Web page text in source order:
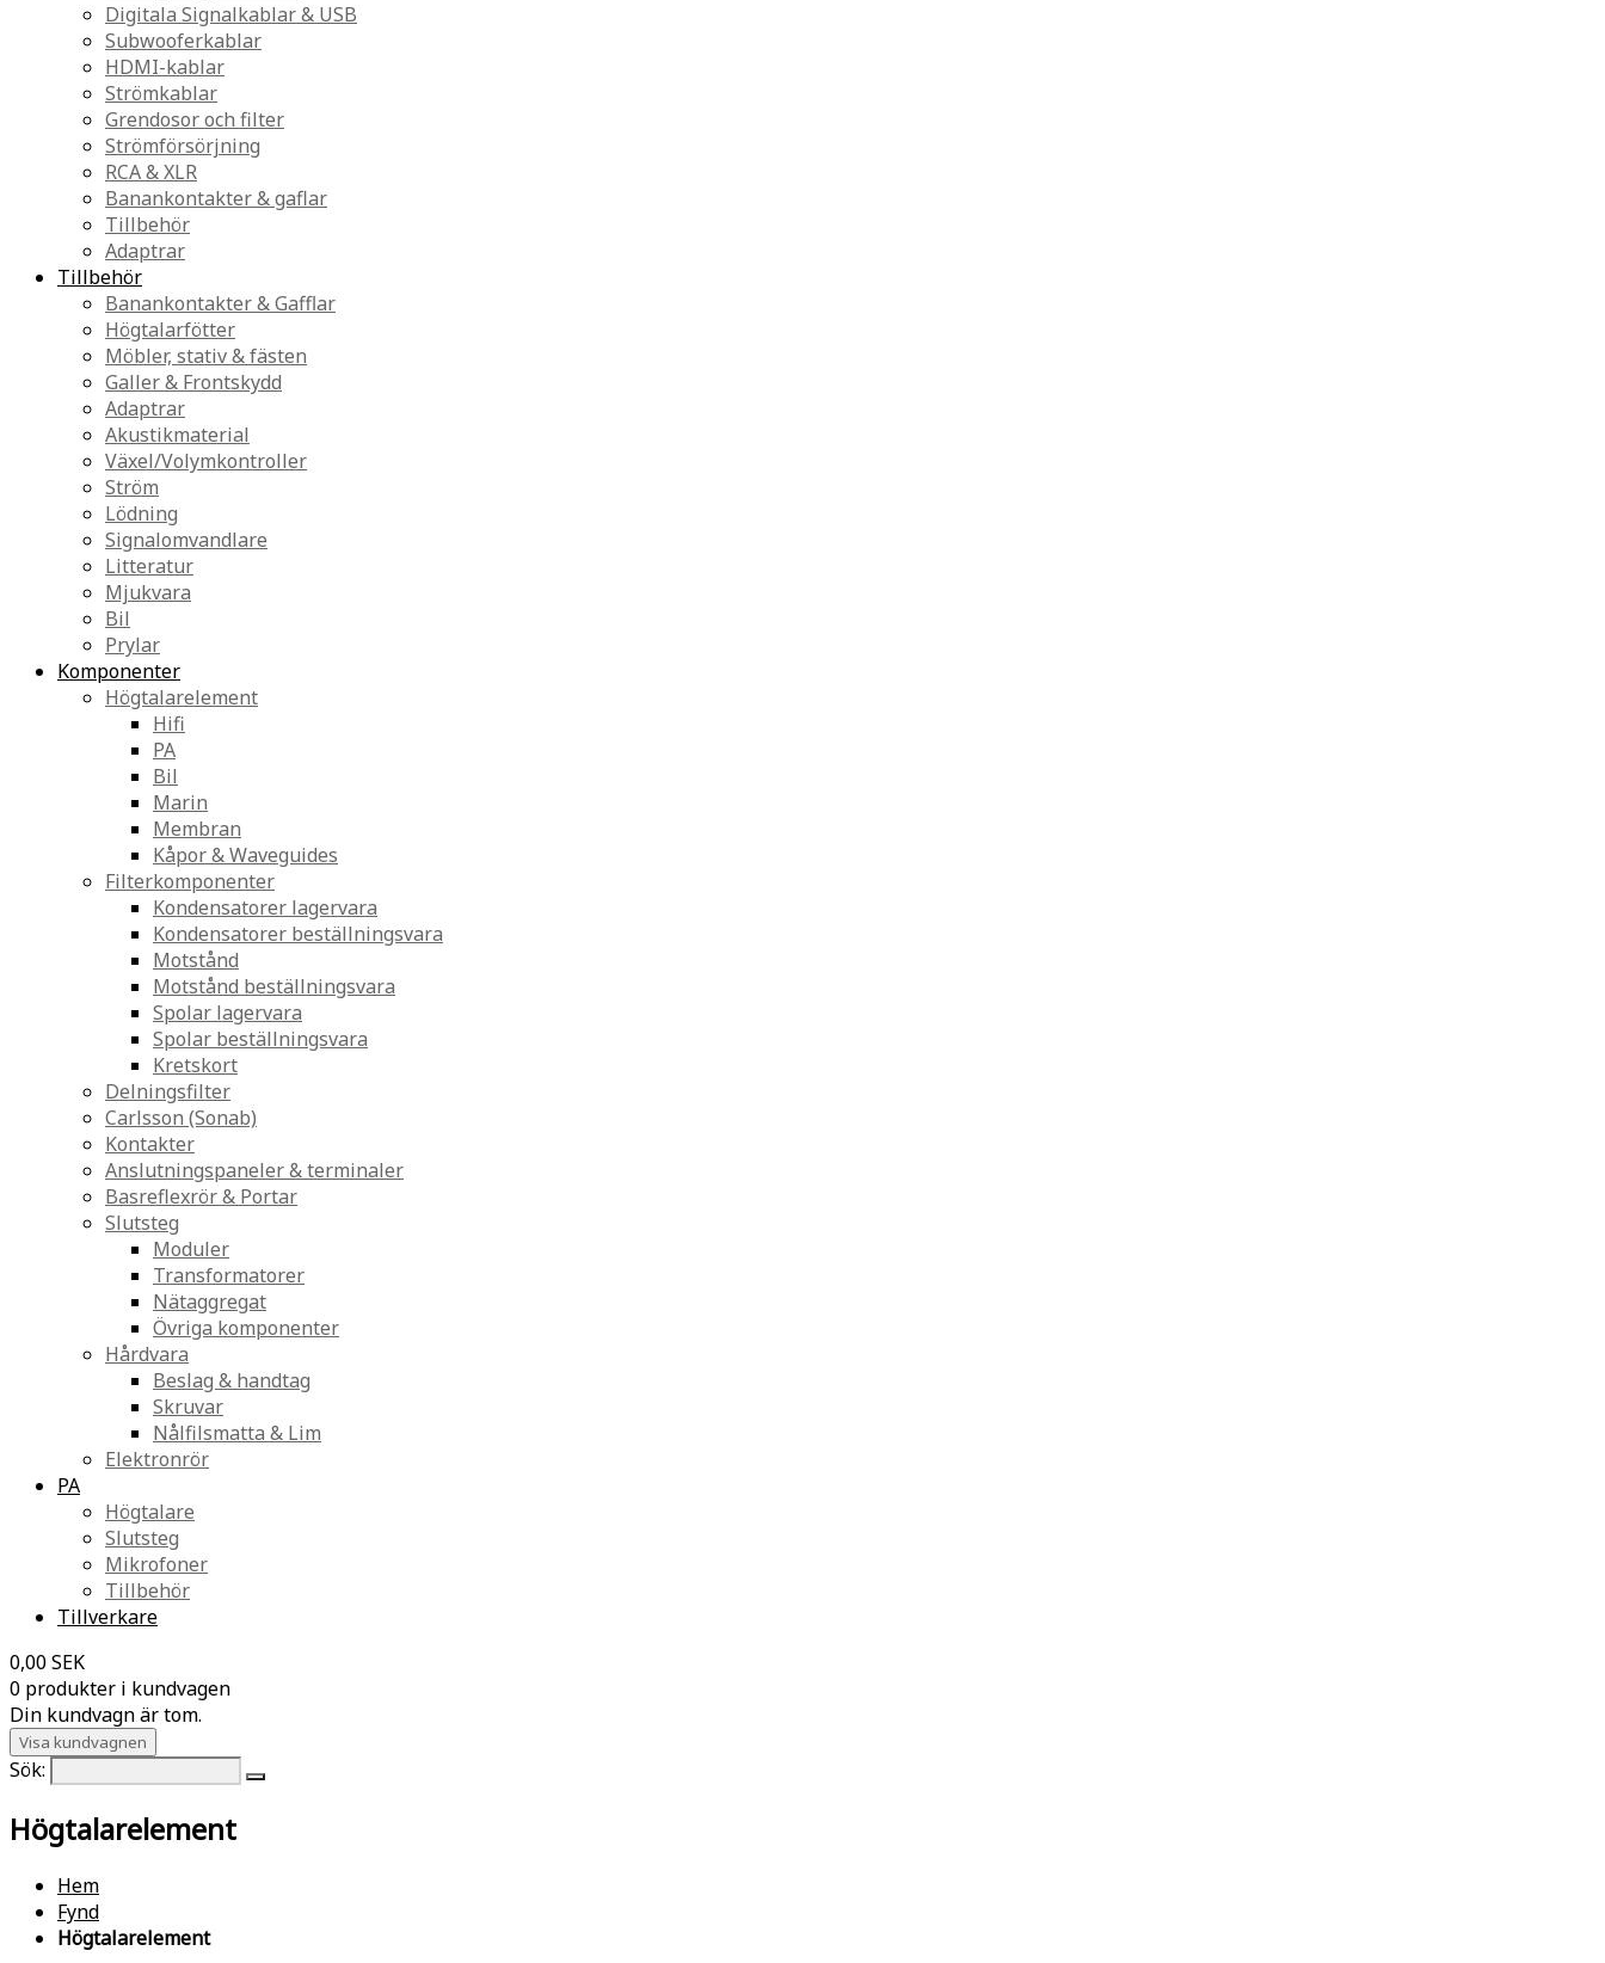
Digitala Signalkablar & USB
Subwooferkablar
HDMI-kablar
Strömkablar
Grendosor och filter
Strömförsörjning
RCA & XLR
Banankontakter & gaflar
Tillbehör
Adaptrar
Tillbehör
Banankontakter & Gafflar
Högtalarfötter
Möbler, stativ & fästen
Galler & Frontskydd
Adaptrar
Akustikmaterial
Växel/Volymkontroller
Ström
Lödning
Signalomvandlare
Litteratur
Mjukvara
Bil
Prylar
Komponenter
Högtalarelement
Hifi
PA
Bil
Marin
Membran
Kåpor & Waveguides
Filterkomponenter
Kondensatorer lagervara
Kondensatorer beställningsvara
Motstånd
Motstånd beställningsvara
Spolar lagervara
Spolar beställningsvara
Kretskort
Delningsfilter
Carlsson (Sonab)
Kontakter
Anslutningspaneler & terminaler
Basreflexrör & Portar
Slutsteg
Moduler
Transformatorer
Nätaggregat
Övriga komponenter
Hårdvara
Beslag & handtag
Skruvar
Nålfilsmatta & Lim
Elektronrör
PA
Högtalare
Slutsteg
Mikrofoner
Tillbehör
Tillverkare
0,00 SEK
0 produkter i kundvagen
Din kundvagn är tom.
Visa kundvagnen
Sök:
Högtalarelement
Hem
Fynd
Högtalarelement